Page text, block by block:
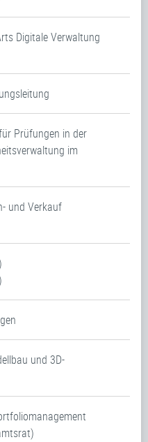
Digitale Verwaltung
Prüfungen in der
im
und Verkauf
und 3D-